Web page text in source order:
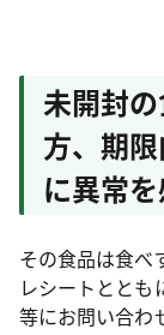
未開封
方、期
に異常
その食品は食べ
レシートとと
等にお問い合わ